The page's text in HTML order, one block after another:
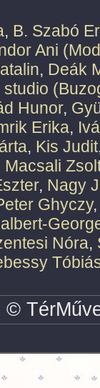
, B. Szabó
Ani
, Deák
studio
Hunor,
Erika,
, Kis Judit
Macsali
, Nagy
Ghyczy
Nóra,
©